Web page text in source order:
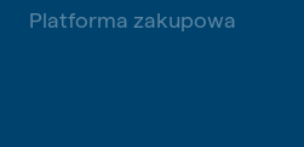
Platforma zakupowa